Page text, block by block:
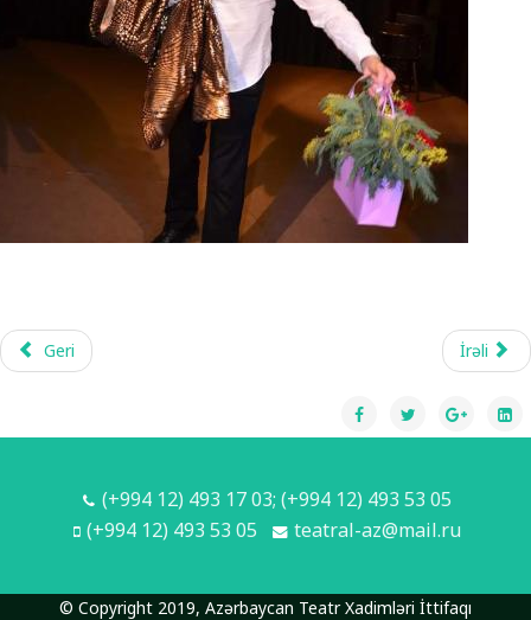
Geri İrəli
(+994 12) 493 17 03; (+994 12) 493 53 05
(+994 12) 493 53 05
teatral-az@mail.ru
© Copyright 2019, Azərbaycan Teatr Xadimləri İttifaqı